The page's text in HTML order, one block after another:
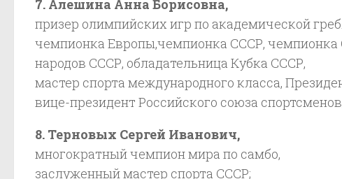
7. Алешина Анна Борисовна,
призер олимпийских игр по академической
чемпионка Европы,чемпионка СССР, чемпионка
народов СССР, обладательница Кубка СССР,
мастер спорта международного класса,
вице-президент Российского союза
8. Терновых Сергей Иванович,
многократный чемпион мира по самбо,
заслуженный мастер спорта СССР;